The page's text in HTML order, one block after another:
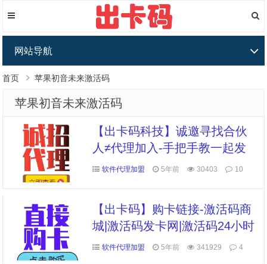
网站导航
首页 苹果初音未来激活码
苹果初音未来激活码
【出卡码科技】诚邀寻找合伙
人≠代理加入-手把手教一起发
展软件代理加盟 5年前 30403 10
【出卡码】购卡链接-激活码商
城|激活码发卡网|激活码24小时
自助发卡|点击进入
软件代理加盟 5年前 341929 4